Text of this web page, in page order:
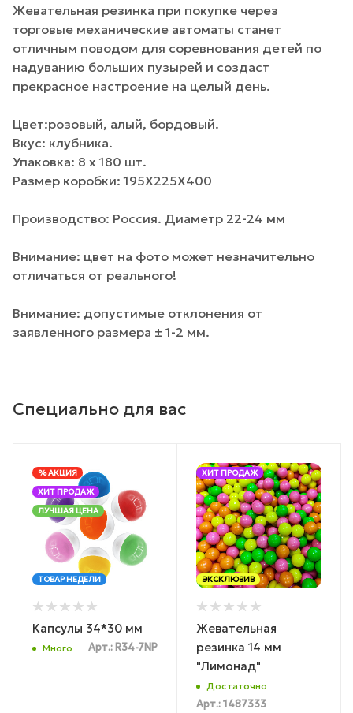
Жевательная резинка при покупке через
торговые механические автоматы станет
отличным поводом для соревнования детей по
надуванию больших пузырей и создаст
прекрасное настроение на целый день.
Цвет:розовый, алый, бордовый.
Вкус: клубника.
Упаковка: 8 х 180 шт.
Размер коробки: 195Х225Х400
Производство: Россия. Диаметр 22-24 мм
Внимание: цвет на фото может незначительно
отличаться от реального!
Внимание: допустимые отклонения от
заявленного размера ± 1-2 мм.
Специально для вас
% АКЦИЯ
ХИТ ПРОДАЖ
ЛУЧШАЯ ЦЕНА
ТОВАР НЕДЕЛИ
Капсулы 34*30 мм
Много Арт.: R34-7NP
ХИТ ПРОДАЖ
ЭКСКЛЮЗИВ
Жевательная
резинка 14 мм
"Лимонад"
Достаточно
Арт.: 1487333